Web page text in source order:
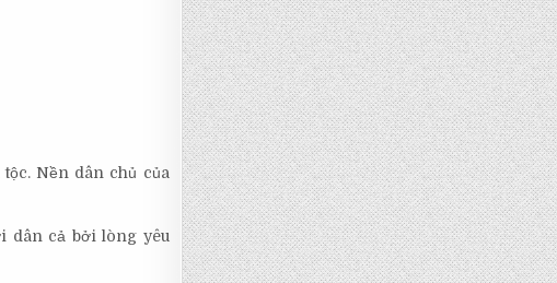
Nền dân chủ của
dân cả bởi lòng yêu